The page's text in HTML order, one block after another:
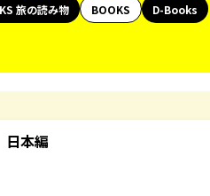
旅の読み物 BOOKS
D-Books
本編